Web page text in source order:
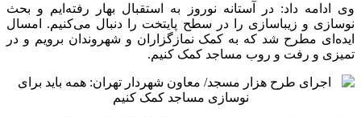
وی ادامه داد: در آستانه نوروز به استقبال بهار رفته‌ایم و بحث
نوسازی و زیباسازی را در سطح پایتخت را دنبال می‌کنیم. امسال
ایده‌ای مطرح شد که به کمک نمازگزاران و شهروندان برویم و در
تمیزی و رفت و روب مساجد کمک کنیم.